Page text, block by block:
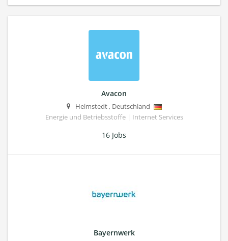
Avacon
Helmstedt, Deutschland
Energie und Betriebsstoffe | Internet Services
16 Jobs
Bayernwerk